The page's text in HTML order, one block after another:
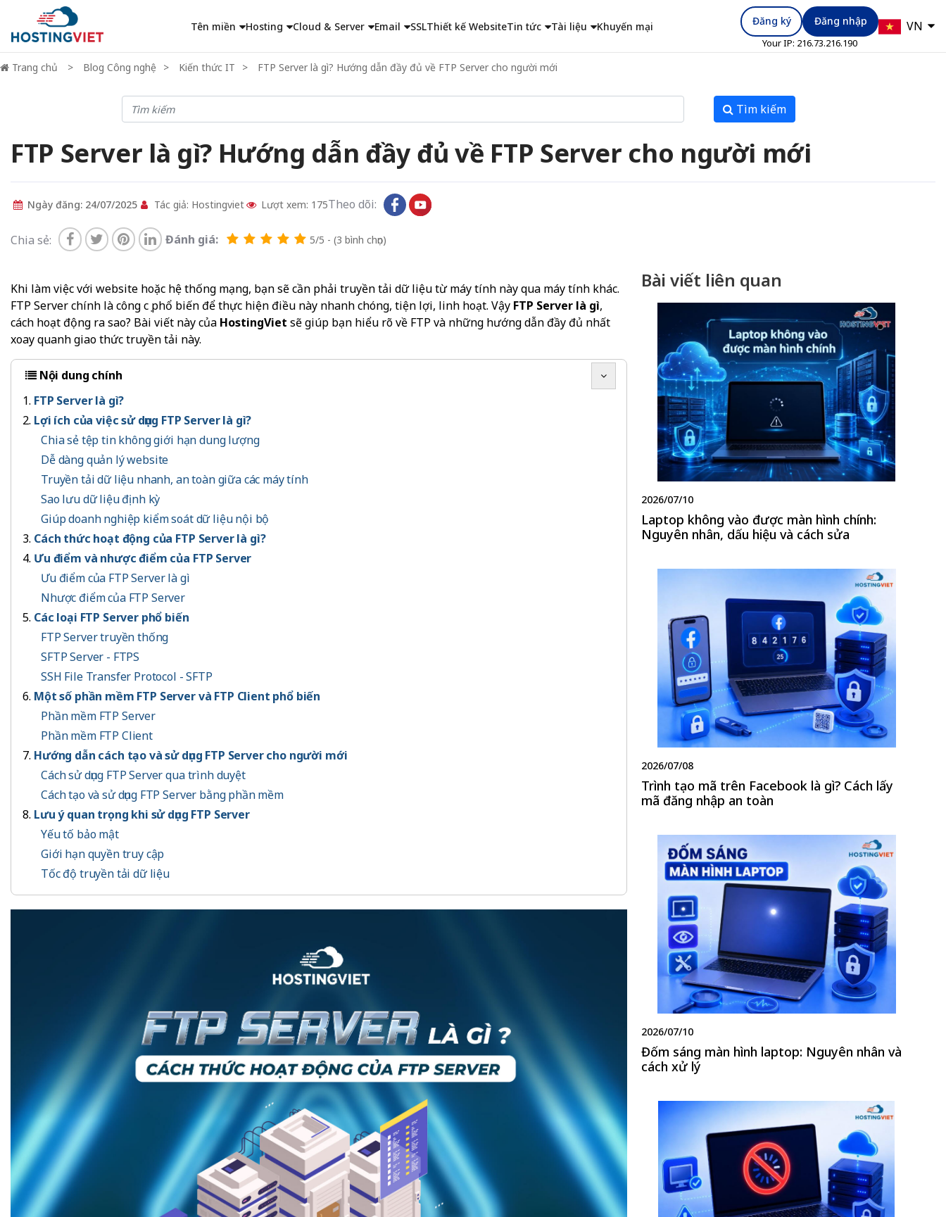
Tên miền Hosting Cloud & Server Email SSLThiết kế WebsiteTin tức Tài liệu Khuyến mại Đăng ký Đăng nhập
Your IP: 216.73.216.190
VN
Trang chủ Blog Công nghệ Kiến thức IT FTP Server là gì? Hướng dẫn đầy đủ về FTP Server cho người mới
Tìm kiếm
FTP Server là gì? Hướng dẫn đầy đủ về FTP Server cho người mới
Ngày đăng: 24/07/2025 Tác giả: Hostingviet Lượt xem: 175Theo dõi:
Chia sẻ: Đánh giá: 5/5 - (3 bình chọn)
Khi làm việc với website hoặc hệ thống mạng, bạn sẽ cần phải truyền tải dữ liệu từ máy tính này qua máy tính khác.
FTP Server chính là công cụ phổ biến để thực hiện điều này nhanh chóng, tiện lợi, linh hoạt. Vậy FTP Server là gì,
cách hoạt động ra sao? Bài viết này của HostingViet sẽ giúp bạn hiểu rõ về FTP và những hướng dẫn đầy đủ nhất
xoay quanh giao thức truyền tải này.
Nội dung chính
FTP Server là gì?
Lợi ích của việc sử dụng FTP Server là gì?
Chia sẻ tệp tin không giới hạn dung lượng
Dễ dàng quản lý website
Truyền tải dữ liệu nhanh, an toàn giữa các máy tính
Sao lưu dữ liệu định kỳ
Giúp doanh nghiệp kiểm soát dữ liệu nội bộ
Cách thức hoạt động của FTP Server là gì?
Ưu điểm và nhược điểm của FTP Server
Ưu điểm của FTP Server là gì
Nhược điểm của FTP Server
Các loại FTP Server phổ biến
FTP Server truyền thống
SFTP Server - FTPS
SSH File Transfer Protocol - SFTP
Một số phần mềm FTP Server và FTP Client phổ biến
Phần mềm FTP Server
Phần mềm FTP Client
Hướng dẫn cách tạo và sử dụng FTP Server cho người mới
Cách sử dụng FTP Server qua trình duyệt
Cách tạo và sử dụng FTP Server bằng phần mềm
Lưu ý quan trọng khi sử dụng FTP Server
Yếu tố bảo mật
Giới hạn quyền truy cập
Tốc độ truyền tải dữ liệu
Bài viết liên quan
2026/07/10
Laptop không vào được màn hình chính:
Nguyên nhân, dấu hiệu và cách sửa
2026/07/08
Trình tạo mã trên Facebook là gì? Cách lấy
mã đăng nhập an toàn
2026/07/10
Đốm sáng màn hình laptop: Nguyên nhân và
cách xử lý